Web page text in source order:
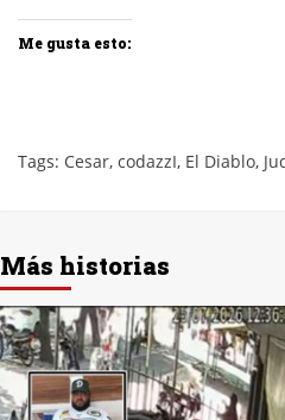
Me gusta esto:
Tags: Cesar, codazzI, El Diablo,
Más historias